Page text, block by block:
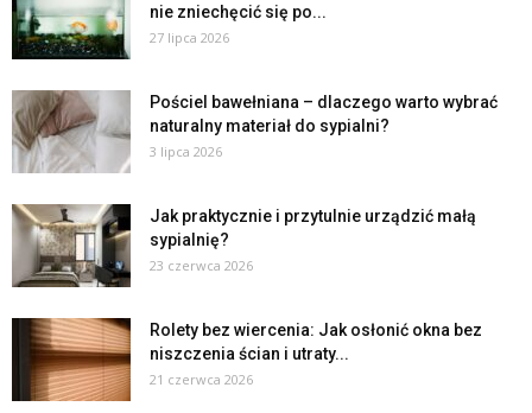
nie zniechęcić się po...
27 lipca 2026
Pościel bawełniana – dlaczego warto wybrać
naturalny materiał do sypialni?
3 lipca 2026
Jak praktycznie i przytulnie urządzić małą
sypialnię?
23 czerwca 2026
Rolety bez wiercenia: Jak osłonić okna bez
niszczenia ścian i utraty...
21 czerwca 2026